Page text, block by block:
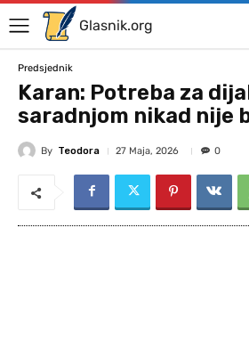
Glasnik.org
Predsjednik
Karan: Potreba za
saradnjom nikad nije
By Teodora 27 Maja, 2026 0